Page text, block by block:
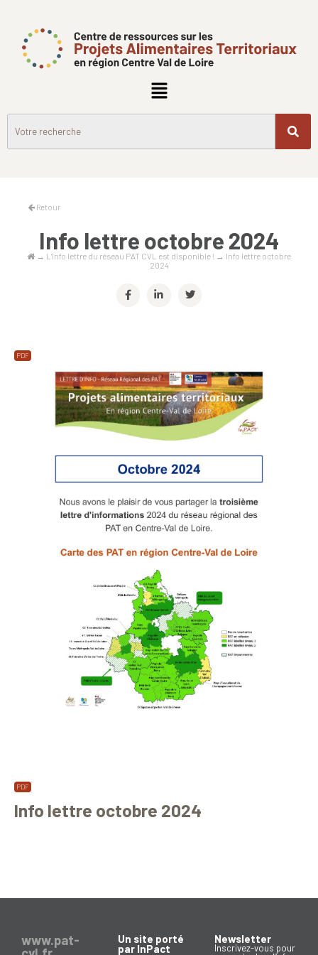
Retour
Info lettre octobre 2024
→ L’info lettre du réseau PAT CVL est disponible ! → Info lettre octobre
2024
Info lettre octobre 2024
www.pat-
Un site porté
par InPact
Newsletter
Inscrivez-vous pour